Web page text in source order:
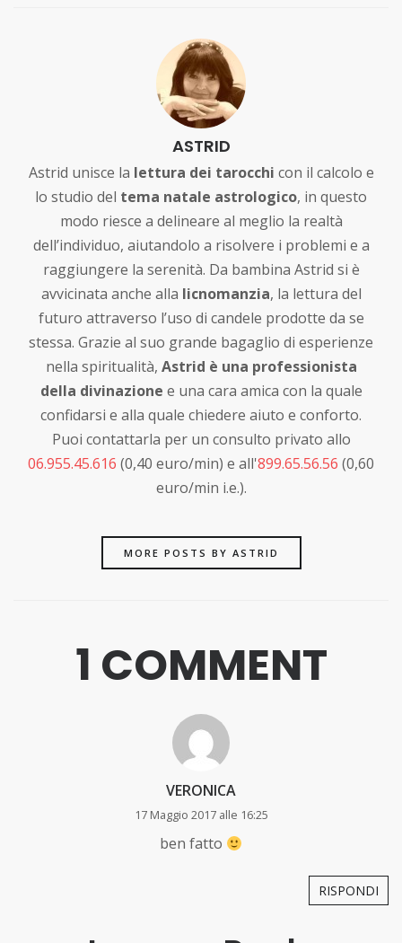
ASTRID
Astrid unisce la lettura dei tarocchi con il calcolo e
lo studio del tema natale astrologico, in questo
modo riesce a delineare al meglio la realtà
dell’individuo, aiutandolo a risolvere i problemi e a
raggiungere la serenità. Da bambina Astrid si è
avvicinata anche alla licnomanzia, la lettura del
futuro attraverso l’uso di candele prodotte da se
stessa. Grazie al suo grande bagaglio di esperienze
nella spiritualità, Astrid è una professionista
della divinazione e una cara amica con la quale
confidarsi e alla quale chiedere aiuto e conforto.
Puoi contattarla per un consulto privato allo
06.955.45.616 (0,40 euro/min) e all'899.65.56.56 (0,60
euro/min i.e.).
MORE POSTS BY ASTRID
1 COMMENT
VERONICA
17 Maggio 2017 alle 16:25
ben fatto
RISPONDI